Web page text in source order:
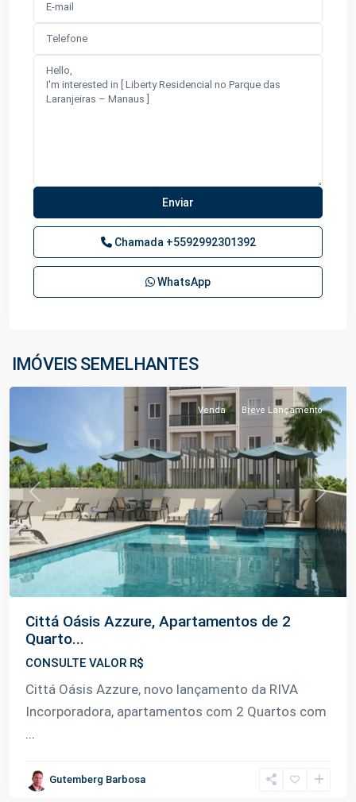
Chamada +5592992301392
WhatsApp
IMÓVEIS SEMELHANTES
Laranjeiras
Manaus
Previous Next
Venda Breve Lançamento
Cittá Oásis Azzure, Apartamentos de 2
Quarto...
CONSULTE VALOR R$
Cittá Oásis Azzure, novo lançamento da RIVA
Incorporadora, apartamentos com 2 Quartos com
...
Gutemberg Barbosa